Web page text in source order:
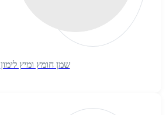
שמן חומץ ומיץ לימון